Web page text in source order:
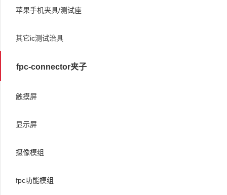
苹果手机夹具/测试座
其它ic测试治具
fpc-connector夹子
触摸屏
显示屏
摄像模组
fpc功能模组